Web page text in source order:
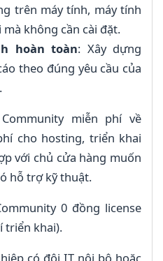
trên máy tính, máy tính
không cần cài đặt.
hoàn toàn: Xây dựng
theo đúng yêu cầu của
miễn phí về
cho hosting, triển khai
với chủ cửa hàng muốn
hỗ trợ kỹ thuật.
0 đồng license
triển khai).
có đội IT nội bộ hoặc